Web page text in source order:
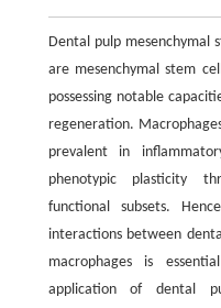
Dental pulp mesenchymal
are mesenchymal stem
possessing notable
regeneration.
prevalent in
phenotypic plasticity
functional subsets.
interactions between
macrophages is
application of dental